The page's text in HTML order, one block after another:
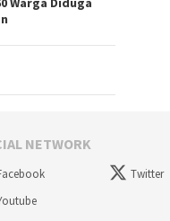
NETWORK
Twitter